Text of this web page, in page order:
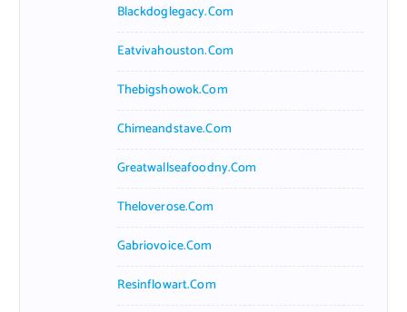
Blackdoglegacy.com
Eatvivahouston.com
Thebigshowok.com
Chimeandstave.com
Greatwallseafoodny.com
Theloverose.com
Gabriovoice.com
Resinflowart.com